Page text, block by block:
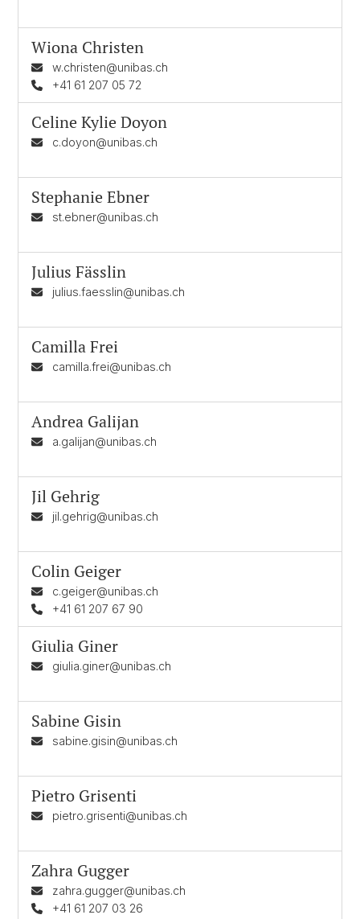
Wiona Christen
w.christen@unibas.ch
+41 61 207 05 72
Celine Kylie Doyon
c.doyon@unibas.ch
Stephanie Ebner
st.ebner@unibas.ch
Julius Fässlin
julius.faesslin@unibas.ch
Camilla Frei
camilla.frei@unibas.ch
Andrea Galijan
a.galijan@unibas.ch
Jil Gehrig
jil.gehrig@unibas.ch
Colin Geiger
c.geiger@unibas.ch
+41 61 207 67 90
Giulia Giner
giulia.giner@unibas.ch
Sabine Gisin
sabine.gisin@unibas.ch
Pietro Grisenti
pietro.grisenti@unibas.ch
Zahra Gugger
zahra.gugger@unibas.ch
+41 61 207 03 26